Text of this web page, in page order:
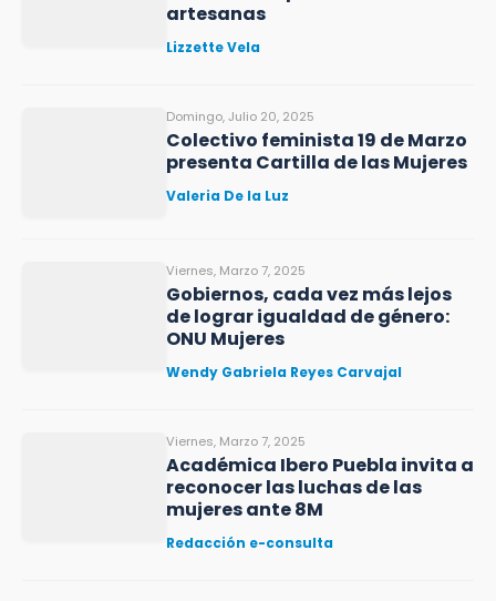
artesanas
Lizzette Vela
Domingo, Julio 20, 2025
Colectivo feminista 19 de Marzo
presenta Cartilla de las Mujeres
Valeria De la Luz
Viernes, Marzo 7, 2025
Gobiernos, cada vez más lejos
de lograr igualdad de género:
ONU Mujeres
Wendy Gabriela Reyes Carvajal
Viernes, Marzo 7, 2025
Académica Ibero Puebla invita a
reconocer las luchas de las
mujeres ante 8M
Redacción e-consulta